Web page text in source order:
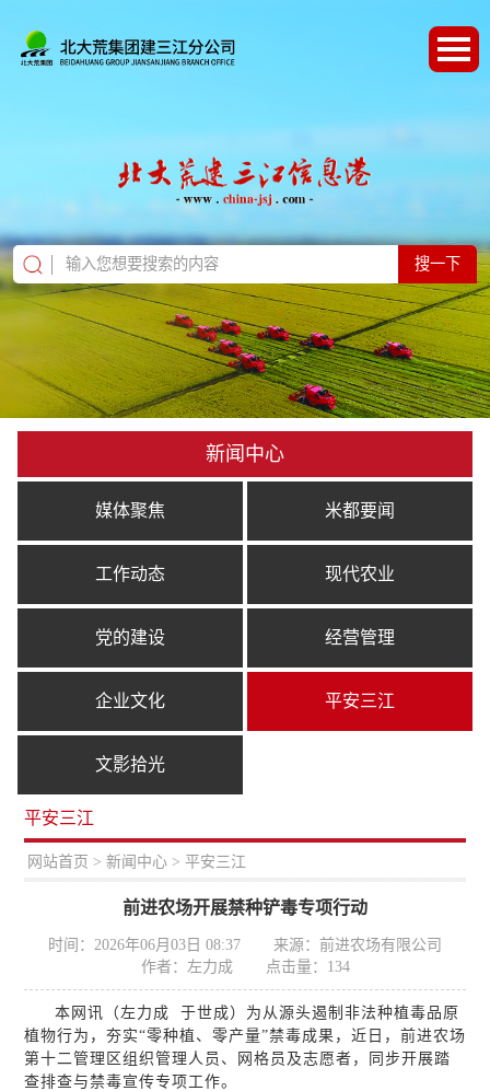
搜一下
新闻中心
媒体聚焦 米都要闻
工作动态 现代农业
党的建设 经营管理
企业文化 平安三江
文影拾光
平安三江
网站首页 > 新闻中心 > 平安三江
前进农场开展禁种铲毒专项行动
时间：2026年06月03日 08:37
来源：前进农场有限公司
作者：左力成
点击量： 134
本网讯（左力成 于世成）为从源头遏制非法种植毒品原
植物行为，夯实“零种植、零产量”禁毒成果，近日，前进农场
第十二管理区组织管理人员、网格员及志愿者，同步开展踏
查排查与禁毒宣传专项工作。